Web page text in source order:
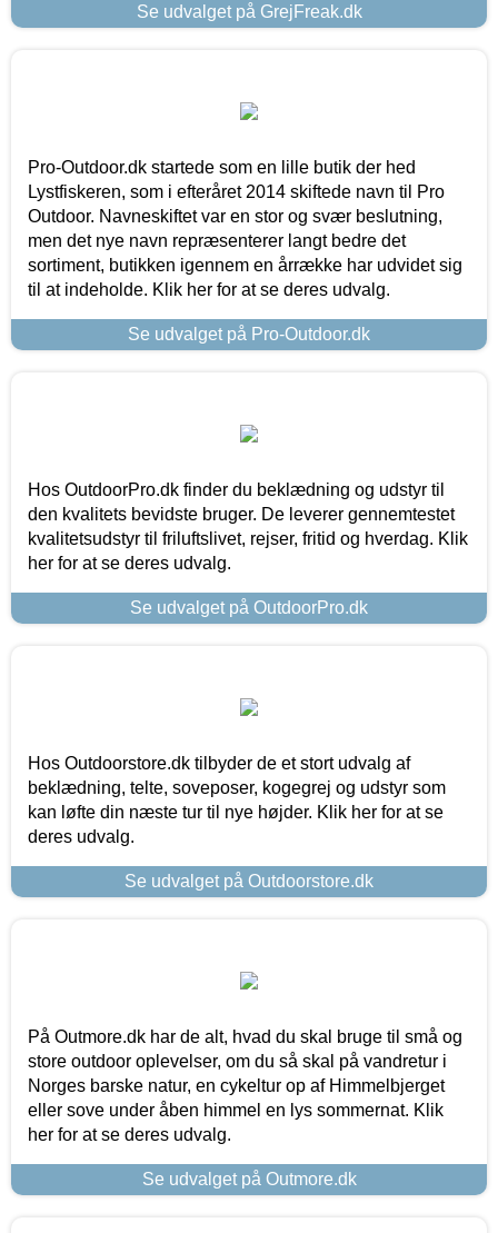
Se udvalget på GrejFreak.dk
Pro-Outdoor.dk startede som en lille butik der hed
Lystfiskeren, som i efteråret 2014 skiftede navn til Pro
Outdoor. Navneskiftet var en stor og svær beslutning,
men det nye navn repræsenterer langt bedre det
sortiment, butikken igennem en årrække har udvidet sig
til at indeholde. Klik her for at se deres udvalg.
Se udvalget på Pro-Outdoor.dk
Hos OutdoorPro.dk finder du beklædning og udstyr til
den kvalitets bevidste bruger. De leverer gennemtestet
kvalitetsudstyr til friluftslivet, rejser, fritid og hverdag. Klik
her for at se deres udvalg.
Se udvalget på OutdoorPro.dk
Hos Outdoorstore.dk tilbyder de et stort udvalg af
beklædning, telte, soveposer, kogegrej og udstyr som
kan løfte din næste tur til nye højder. Klik her for at se
deres udvalg.
Se udvalget på Outdoorstore.dk
På Outmore.dk har de alt, hvad du skal bruge til små og
store outdoor oplevelser, om du så skal på vandretur i
Norges barske natur, en cykeltur op af Himmelbjerget
eller sove under åben himmel en lys sommernat. Klik
her for at se deres udvalg.
Se udvalget på Outmore.dk